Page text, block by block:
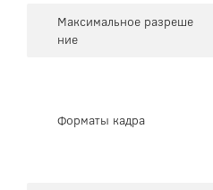
Максимальное разреше
ние
Форматы кадра